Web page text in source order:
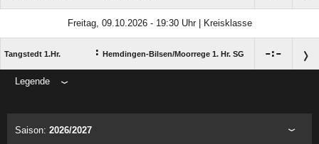
Freitag, 09.10.2026 - 19:30 Uhr | Kreisklasse
Tangstedt 1.Hr. : Hemdingen-Bilsen/​Moorrege 1. Hr. SG :
Legende
Saison: 2026/2027